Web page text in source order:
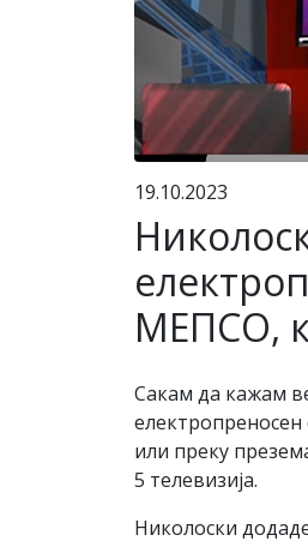
19.10.2023
МЕПСО,
Сакам да кажам
или преку
5 телевизија.
Николоски